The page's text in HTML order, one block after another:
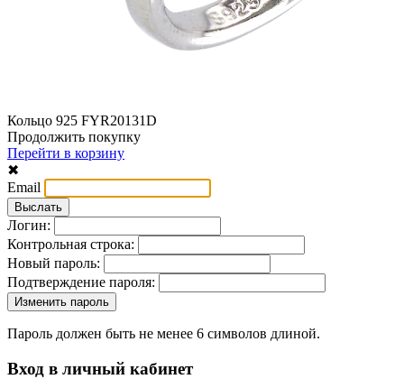
Кольцо 925 FYR20131D
Продолжить покупку
Перейти в корзину
✖
Email
Логин:
Контрольная строка:
Новый пароль:
Подтверждение пароля:
Пароль должен быть не менее 6 символов длиной.
Вход в личный кабинет